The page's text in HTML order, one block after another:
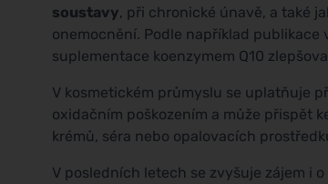
soustavy, při chronické únavě, a také
onemocnění. Podle například publikace
suplementace koenzymem Q10
V kosmetickém průmyslu se uplatňuje
oxidačním poškozením a může přispět
krémů, séra nebo opalovacích
V posledních letech se zvyšuje zájem i o